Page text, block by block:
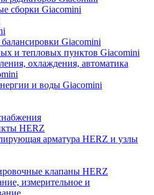
сборки Giacomini
Giacomini
и тепловых пунктов Giacomini
охлаждения, автоматика
и воды Giacomini
HERZ
арматура HERZ и узлы
клапаны HERZ
измерительное и